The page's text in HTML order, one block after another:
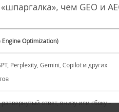
чем GEO и
Engine Optimization)
Perplexity, Gemini, Copilot и других
ответ, внизу или сбоку –